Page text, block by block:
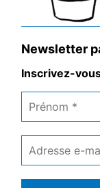
Newsletter
Inscrivez-
e-
mail
*